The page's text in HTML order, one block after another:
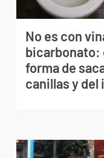
No es con
bicarbonato:
forma de
canillas y del